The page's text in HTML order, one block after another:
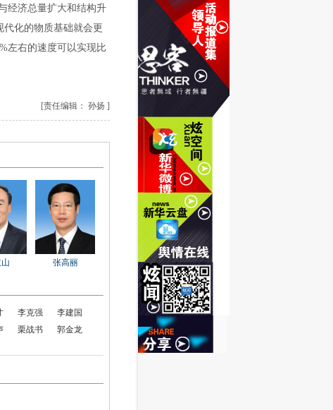
经济总量扩大和结构升
化的物质基础就会更
左右的速度可以实现比
[责任编辑： 孙扬 ]
张高丽
李克强
李建国
栗战书
郭金龙